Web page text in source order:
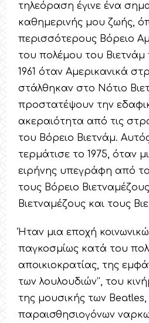
τηλεόραση έγινε ένα
καθημερινής μου ζωής,
περισσότερους Βόρειο
του πολέμου του Βιετνάμ
1961 όταν Αμερικανικά
στάλθηκαν στο Νότιο
προστατέψουν την
ακεραιότητα από τις
του Βόρειο Βιετνάμ.
τερμάτισε το 1975, όταν
ειρήνης υπεγράφη από
τους Βόρειο
Βιετναμέζους και τους
Ήταν μια εποχή
παγκοσμίως κατά του
αποικιοκρατίας, της
των λουλουδιών’’, του
της μουσικής των
παραισθησιογόνων